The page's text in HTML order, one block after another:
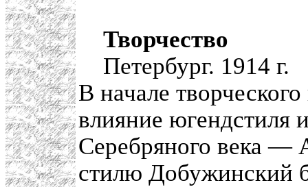
Творчество
Петербург. 1914 г.
В начале
влияние югендстиля
Серебряного века
стилю Добужинский